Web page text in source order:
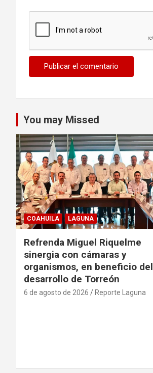
You may Missed
COAHUILA LAGUNA
Refrenda Miguel Riquelme
sinergia con cámaras y
organismos, en beneficio del
desarrollo de Torreón
6 de agosto de 2026 Reporte Laguna